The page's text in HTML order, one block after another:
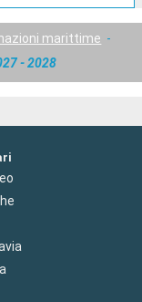
marittime
- 2028